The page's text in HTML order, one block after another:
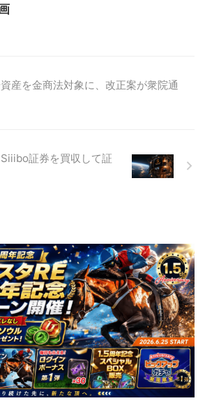
産を金商法対象に、改正案が衆院通
証券を買収して証